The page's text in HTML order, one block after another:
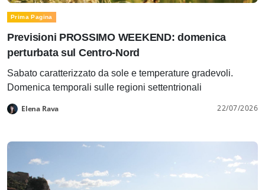
Prima Pagina
Previsioni PROSSIMO WEEKEND: domenica
perturbata sul Centro-Nord
Sabato caratterizzato da sole e temperature gradevoli.
Domenica temporali sulle regioni settentrionali
Elena Rava 22/07/2026